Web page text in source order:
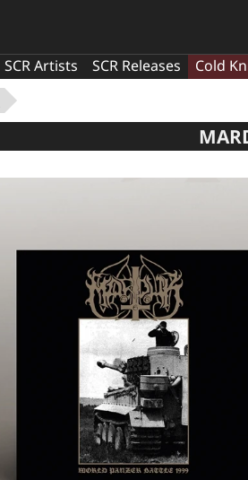
SCR Artists SCR Releases Cold